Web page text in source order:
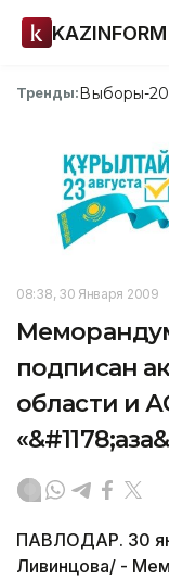
KAZINFORM
Тренды:Выборы-
08:38, 30 Января 2009
подписан
области и
ПАВЛОДАР. 30
Ливинцова/ -